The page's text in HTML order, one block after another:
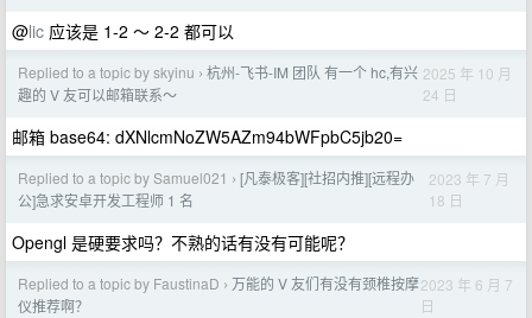
@lic 应该是 1-2 ～ 2-2 都可以
Replied to a topic by skyinu › 杭州-飞书-IM 团队 有一个 hc,有兴
趣的 V 友可以邮箱联系～
2025 年 10 月
24 日
邮箱 base64: dXNlcmNoZW5AZm94bWFpbC5jb20=
Replied to a topic by Samuel021 › [凡泰极客][社招内推][远程办
公]急求安卓开发工程师 1 名
2023 年 7 月
18 日
Opengl 是硬要求吗？不熟的话有没有可能呢？
Replied to a topic by FaustinaD › 万能的 V 友们有没有颈椎按摩
仪推荐啊？
2023 年 6 月 7
日